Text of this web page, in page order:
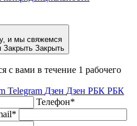
и мы свяжемся
Закрыть Закрыть
с вами в течение 1 рабочего
Telegram Дзен Дзен РБК РБК
Телефон*